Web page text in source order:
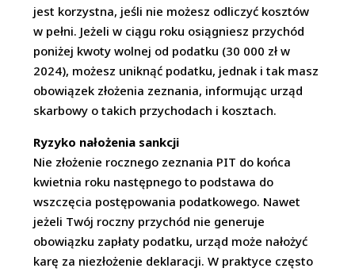
jest korzystna, jeśli nie możesz odliczyć kosztów
w pełni. Jeżeli w ciągu roku osiągniesz przychód
poniżej kwoty wolnej od podatku (30 000 zł w
2024), możesz uniknąć podatku, jednak i tak masz
obowiązek złożenia zeznania, informując urząd
skarbowy o takich przychodach i kosztach.
Ryzyko nałożenia sankcji
Nie złożenie rocznego zeznania PIT do końca
kwietnia roku następnego to podstawa do
wszczęcia postępowania podatkowego. Nawet
jeżeli Twój roczny przychód nie generuje
obowiązku zapłaty podatku, urząd może nałożyć
karę za niezłożenie deklaracji. W praktyce często